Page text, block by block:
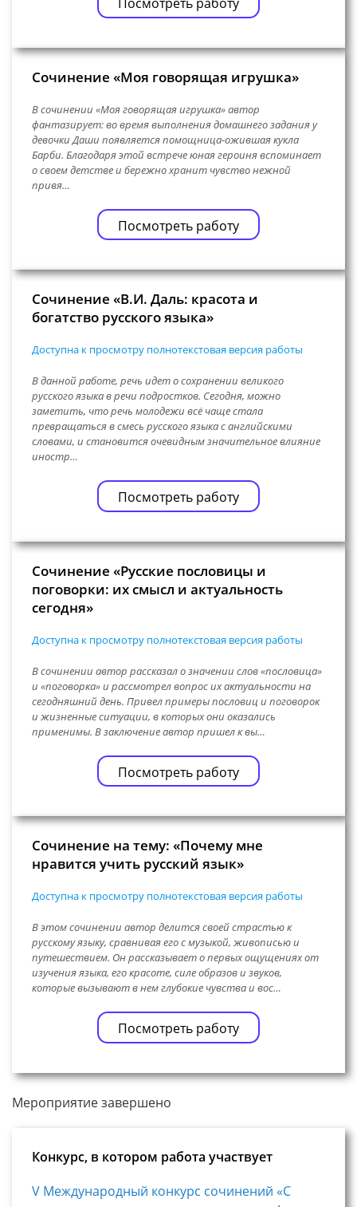
Сочинение «Моя говорящая игрушка»
В сочинении «Моя говорящая игрушка» автор
фантазирует: во время выполнения домашнего задания у
девочки Даши появляется помощница-ожившая кукла
Барби. Благодаря этой встрече юная героиня вспоминает
о своем детстве и бережно хранит чувство нежной
привя…
Посмотреть работу
Сочинение «В.И. Даль: красота и
богатство русского языка»
Доступна к просмотру полнотекстовая версия работы
В данной работе, речь идет о сохранении великого
русского языка в речи подростков. Сегодня, можно
заметить, что речь молодежи всё чаще стала
превращаться в смесь русского языка с английскими
словами, и становится очевидным значительное влияние
иностр…
Посмотреть работу
Сочинение «Русские пословицы и
поговорки: их смысл и актуальность
сегодня»
Доступна к просмотру полнотекстовая версия работы
В сочинении автор рассказал о значении слов «пословица»
и «поговорка» и рассмотрел вопрос их актуальности на
сегодняшний день. Привел примеры пословиц и поговорок
и жизненные ситуации, в которых они оказались
применимы. В заключение автор пришел к вы…
Посмотреть работу
Сочинение на тему: «Почему мне
нравится учить русский язык»
Доступна к просмотру полнотекстовая версия работы
В этом сочинении автор делится своей страстью к
русскому языку, сравнивая его с музыкой, живописью и
путешествием. Он рассказывает о первых ощущениях от
изучения языка, его красоте, силе образов и звуков,
которые вызывают в нем глубокие чувства и вос…
Посмотреть работу
Мероприятие завершено
Конкурс, в котором работа участвует
V Международный конкурс сочинений «С